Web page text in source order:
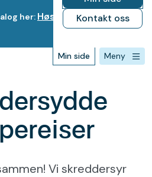
her: Høst 2026-Vinter
Kontakt oss
Min side Meny
Vi skreddersyr